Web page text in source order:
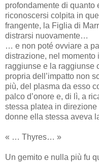
profondamente di quanto
riconoscersi colpita in
frangente, la Figlia di
distrarsi nuovamente…
… e non poté ovviare a
distrazione, nel momento
raggiunse e la raggiunse
propria dell’impatto non
più, del plasma da esso
palco d’onore e, di lì, a
stessa platea in
donne ella stessa aveva
« … Thyres… »
Un gemito e nulla più fu